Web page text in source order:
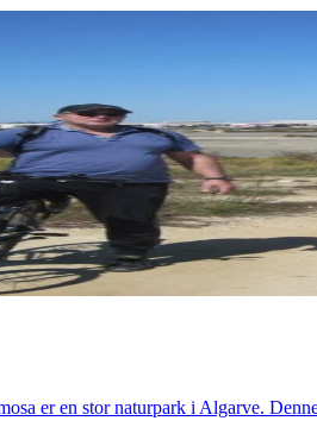
er en stor naturpark i Algarve.